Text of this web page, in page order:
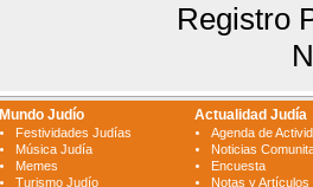
Registro
Mundo Judío
Festividades Judías
Música Judía
Memes
Turismo Judío
Actualidad Judía
Agenda de
Noticias
Encuesta
Notas y Artículos